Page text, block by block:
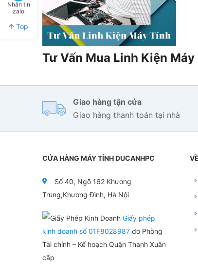
Tư Vấn Mua Linh Kiện Máy
Giao hàng tận cửa
Giao hàng thanh toán tại nhà
CỬA HÀNG MÁY TÍNH DUCANHPC
Số 40, Ngõ 162 Khương
Trung,Khương Đình, Hà Nội
Giấy phép
kinh doanh số 01F8028987 do Phòng
Tài chính – Kế hoạch Quận Thanh Xuân
cấp
Nhắn tin
zalo
Top